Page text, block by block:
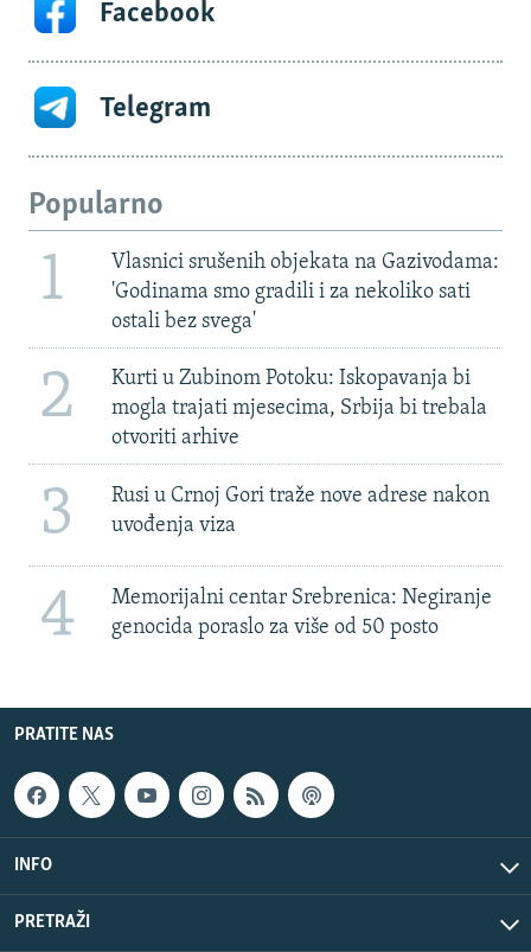
Facebook
Telegram
Popularno
1
Vlasnici srušenih objekata na Gazivodama:
'Godinama smo gradili i za nekoliko sati
ostali bez svega'
2
Kurti u Zubinom Potoku: Iskopavanja bi
mogla trajati mjesecima, Srbija bi trebala
otvoriti arhive
3
Rusi u Crnoj Gori traže nove adrese nakon
uvođenja viza
4
Memorijalni centar Srebrenica: Negiranje
genocida poraslo za više od 50 posto
PRATITE NAS
INFO
PRETRAŽI